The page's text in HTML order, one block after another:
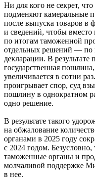
Ни для кого не секрет,
подменяют камеральные
после выпуска товаров в
и сведений, чтобы
по итогам таможенной
отдельных решений — по
декларации. В
государственная
увеличивается в сотни
проигрывает спор, суд
пошлину в однократном
одно решение.
В результате такого
на обжалование
органами в 2025 году
с 2024 годом. Безусловно,
таможенные органы и
молчаливой поддержке
в нее.